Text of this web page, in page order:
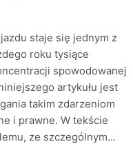
staje się jednym z
roku tysiące
spowodowanej
artykułu jest
takim zdarzeniom
i prawne. W tekście
ze szczególnym…